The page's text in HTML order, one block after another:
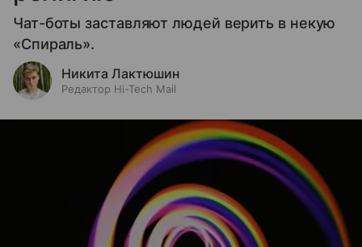
Чат-боты заставляют людей верить в некую
«Спираль».
Никита Лактюшин
Редактор Hi-Tech Mail